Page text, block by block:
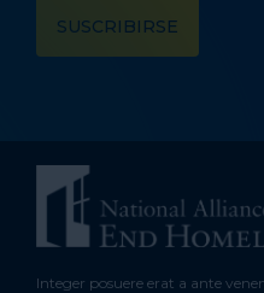
Integer posuere erat a ante